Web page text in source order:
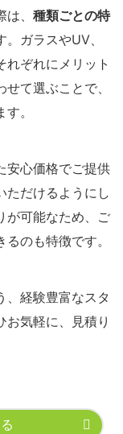
、 種類ごとの特
。ガラスやUV、
れぞれにメリット
て選ぶことで、
。
安心価格でご提供
ただけるようにし
が可能なため、ご
のも特徴です。
、経験豊富なスタ
お気軽に、見積り